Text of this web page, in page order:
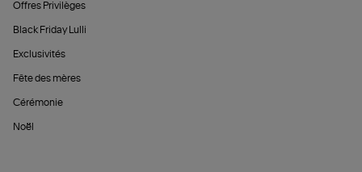
Offres Privilèges
Black Friday Lulli
Exclusivités
Fête des mères
Cérémonie
Noël